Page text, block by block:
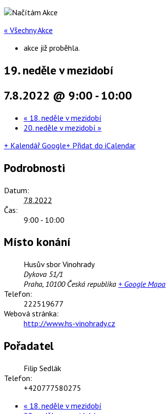
« Všechny Akce
akce již proběhla.
19. neděle v mezidobí
7.8.2022 @ 9:00 -10:00
« 18. neděle v mezidobí
20. neděle v mezidobí »
+ Kalendář Google+ Přidat do iCalendar
Podrobnosti
Datum:
7.8.2022
Čas:
9:00 - 10:00
Místo konání
Husův sbor Vinohrady
Dykova 51/1
Praha, 10100 Česká republika + Google Mapa
Telefon:
222519677
Webová stránka:
http://www.hs-vinohrady.cz
Pořadatel
Filip Sedlák
Telefon:
+420777580275
« 18. neděle v mezidobí